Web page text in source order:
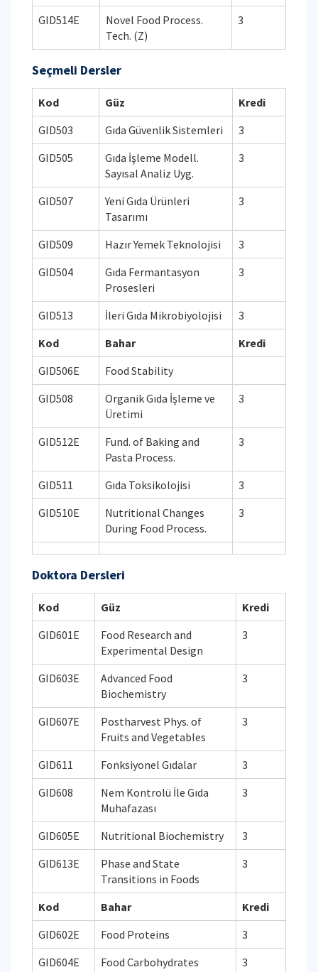
GID514E
Novel Food Process.
Tech. (Z)
3
Seçmeli Dersler
Kod Güz
Kredi
GID503
Gıda Güvenlik Sistemleri
3
GID505
Gıda İşleme Modell.
Sayısal Analiz Uyg.
3
GID507
Yeni Gıda Ürünleri
Tasarımı
3
GID509 Hazır Yemek Teknolojisi
3
GID504
Gıda Fermantasyon
Prosesleri
3
GID513 İleri Gıda Mikrobiyolojisi
3
Kod
Bahar
Kredi
GID506E
Food Stability
GID508
Organik Gıda İşleme ve
Üretimi
3
GID512E
Fund. of Baking and
Pasta Process.
3
GID511 Gıda Toksikolojisi
3
GID510E
Nutritional Changes
During Food Process.
3
Doktora Dersleri
Kod Güz
Kredi
GID601E
Food Research and
Experimental Design
3
GID603E
Advanced Food
Biochemistry
3
GID607E
Postharvest Phys. of
Fruits and Vegetables
3
GID611 Fonksiyonel Gıdalar
3
GID608
Nem Kontrolü İle Gıda
Muhafazası
3
GID605E Nutritional Biochemistry
3
GID613E
Phase and State
Transitions in Foods
3
Kod Bahar
Kredi
GID602E
Food Proteins
3
GID604E
Food Carbohydrates
3